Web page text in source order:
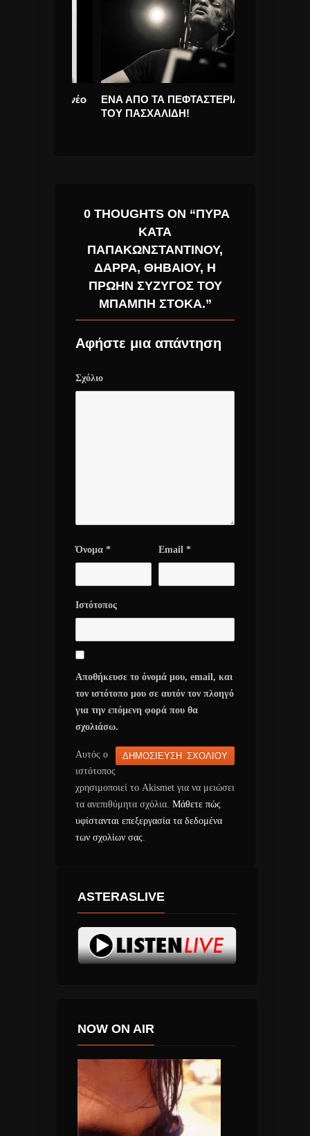
ΕΝΑ ΑΠΟ ΤΑ ΠΕΦΤΑΣΤΕΡΙΑ
ΤΟΥ ΠΑΣΧΑΛΙΔΗ!
0 THOUGHTS ON “ΠΥΡΆ
ΚΑΤΆ
ΠΑΠΑΚΩΝΣΤΑΝΤΊΝΟΥ,
ΔΆΡΡΑ, ΘΗΒΑΊΟΥ, Η
ΠΡΏΗΝ ΣΎΖΥΓΟΣ ΤΟΥ
ΜΠΆΜΠΗ ΣΤΌΚΑ.”
Αφήστε μια απάντηση
Σχόλιο
Όνομα * Email *
Ιστότοπος
Αποθήκευσε το όνομά μου, email, και
τον ιστότοπο μου σε αυτόν τον πλοηγό
για την επόμενη φορά που θα
σχολιάσω.
Αυτός ο
ιστότοπος
χρησιμοποιεί το Akismet για να μειώσει
τα ανεπιθύμητα σχόλια. Μάθετε πώς
υφίστανται επεξεργασία τα δεδομένα
των σχολίων σας
ASTERASLIVE
NOW ON AIR